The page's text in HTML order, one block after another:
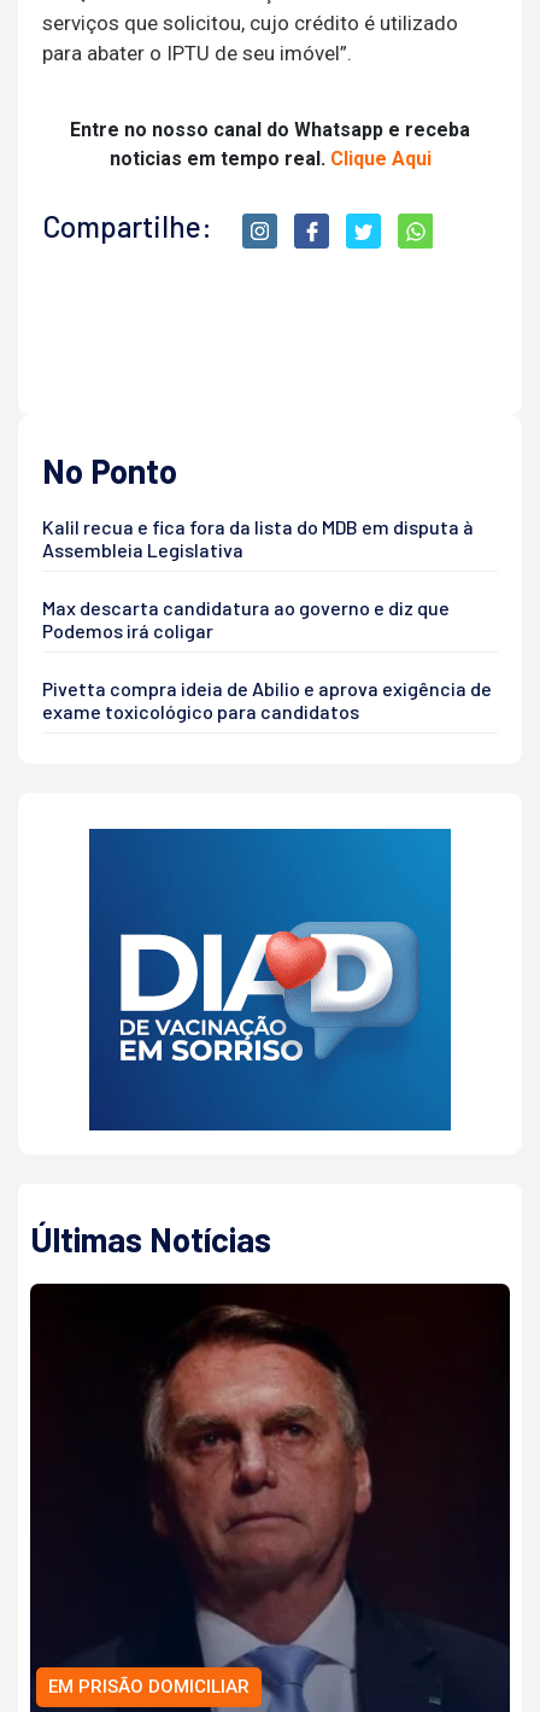
serviços que solicitou, cujo crédito é utilizado
para abater o IPTU de seu imóvel”.
Entre no nosso canal do Whatsapp e receba
noticias em tempo real. Clique Aqui
Compartilhe:
No Ponto
Kalil recua e fica fora da lista do MDB em disputa à
Assembleia Legislativa
Max descarta candidatura ao governo e diz que
Podemos irá coligar
Pivetta compra ideia de Abilio e aprova exigência de
exame toxicológico para candidatos
Últimas Notícias
EM PRISÃO DOMICILIAR